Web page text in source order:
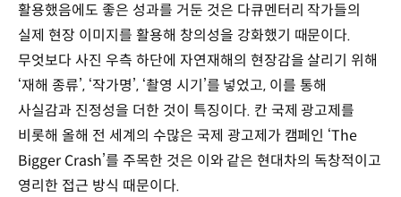
활용했음에도 좋은 성과를 거둔 것은 다큐멘터리 작가들의
실제 현장 이미지를 활용해 창의성을 강화했기 때문이다.
무엇보다 사진 우측 하단에 자연재해의 현장감을 살리기 위해
‘재해 종류’, ‘작가명’, ‘촬영 시기’를 넣었고, 이를 통해
사실감과 진정성을 더한 것이 특징이다. 칸 국제 광고제를
비롯해 올해 전 세계의 수많은 국제 광고제가 캠페인 ‘The
Bigger Crash’를 주목한 것은 이와 같은 현대차의 독창적이고
영리한 접근 방식 때문이다.